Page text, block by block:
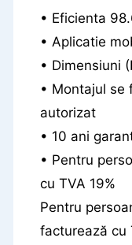
• Eficienta
• Aplicatie
• Dimensiuni
• Montajul se
autorizat
• 10 ani
• Pentru
cu TVA 19%
Pentru
facturează cu